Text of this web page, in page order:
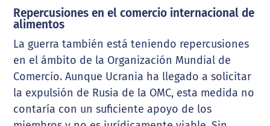
Repercusiones en el comercio internacional de
alimentos
La guerra también está teniendo repercusiones
en el ámbito de la Organización Mundial de
Comercio. Aunque Ucrania ha llegado a solicitar
la expulsión de Rusia de la OMC, esta medida no
contaría con un suficiente apoyo de los